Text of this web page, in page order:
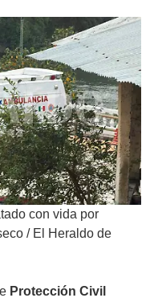
con vida por
/ El Heraldo de
Protección Civil